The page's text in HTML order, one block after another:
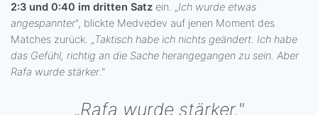
2:3 und 0:40 im dritten Satz ein. „Ich wurde etwas
angespannter", blickte Medvedev auf jenen Moment des
Matches zurück. „Taktisch habe ich nichts geändert. Ich habe
das Gefühl, richtig an die Sache herangegangen zu sein. Aber
Rafa wurde stärker."
„Rafa wurde stärker."